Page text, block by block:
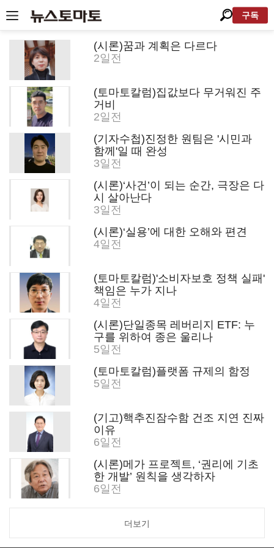
구독
(시론)꿈과 계획은 다르다
2일전
(토마토칼럼)집값보다 무거워진 주
거비
2일전
(기자수첩)진정한 원팀은 '시민과
함께'일 때 완성
3일전
(시론)‘사건’이 되는 순간, 극장은 다
시 살아난다
3일전
(시론)‘실용’에 대한 오해와 편견
4일전
(토마토칼럼)'소비자보호 정책 실패'
책임은 누가 지나
4일전
(시론)단일종목 레버리지 ETF: 누
구를 위하여 종은 울리나
5일전
(토마토칼럼)플랫폼 규제의 함정
5일전
(기고)핵추진잠수함 건조 지연 진짜
이유
6일전
(시론)메가 프로젝트, ‘권리에 기초
한 개발’ 원칙을 생각하자
6일전
더보기